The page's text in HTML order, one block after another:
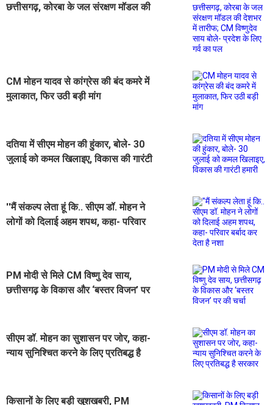
छत्तीसगढ़, कोरबा के जल संरक्षण मॉडल की
CM मोहन यादव से कांग्रेस की बंद कमरे में
मुलाकात, फिर उठी बड़ी मांग
दतिया में सीएम मोहन की हुंकार, बोले- 30
जुलाई को कमल खिलाइए, विकास की गारंटी
''मैं संकल्प लेता हूं कि.. सीएम डॉ. मोहन ने
लोगों को दिलाई अहम शपथ, कहा- परिवार
PM मोदी से मिले CM विष्णु देव साय,
छत्तीसगढ़ के विकास और ‘बस्तर विजन’ पर
सीएम डॉ. मोहन का सुशासन पर जोर, कहा-
न्याय सुनिश्चित करने के लिए प्रतिबद्ध है
किसानों के लिए बड़ी खुशखबरी, PM